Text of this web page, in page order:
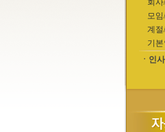
회
모
계절
기
ㆍ인